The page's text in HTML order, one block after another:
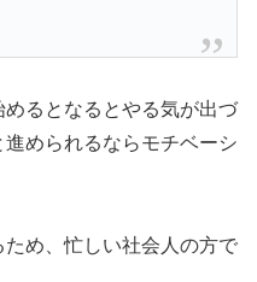
るとなるとやる気が出づ
められるならモチベーシ
め、忙しい社会人の方で